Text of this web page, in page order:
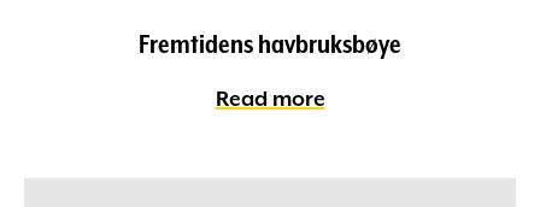
Fremtidens havbruksbøye
Read more